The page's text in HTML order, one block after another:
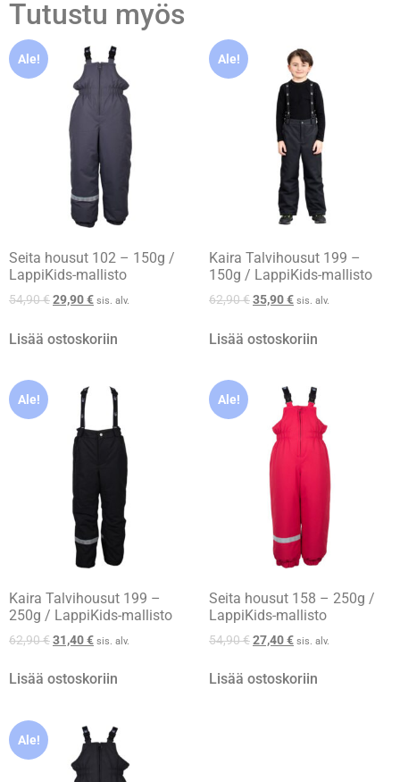
Tutustu myös
Ale!
Seita housut 102 – 150g /
LappiKids-mallisto
54,90€29,90€ sis. alv.
Lisää ostoskoriin
Ale!
Kaira Talvihousut 199 –
150g / LappiKids-mallisto
62,90€35,90€ sis. alv.
Lisää ostoskoriin
Ale!
Kaira Talvihousut 199 –
250g / LappiKids-mallisto
62,90€31,40€ sis. alv.
Lisää ostoskoriin
Ale!
Seita housut 158 – 250g /
LappiKids-mallisto
54,90€27,40€ sis. alv.
Lisää ostoskoriin
Ale!